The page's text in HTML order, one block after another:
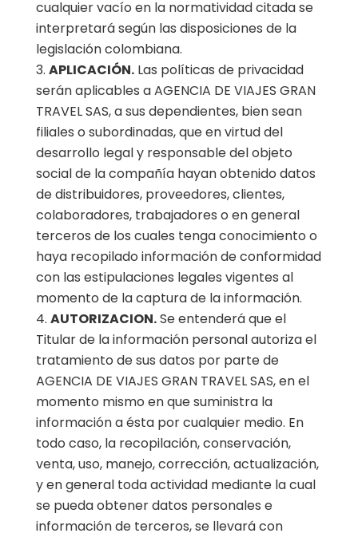
cualquier vacío en la normatividad citada se
interpretará según las disposiciones de la
legislación colombiana.
APLICACIÓN.Las políticas de privacidad
serán aplicables a AGENCIA DE VIAJES GRAN
TRAVEL SAS, a sus dependientes, bien sean
filiales o subordinadas, que en virtud del
desarrollo legal y responsable del objeto
social de la compañía hayan obtenido datos
de distribuidores, proveedores, clientes,
colaboradores, trabajadores o en general
terceros de los cuales tenga conocimiento o
haya recopilado información de conformidad
con las estipulaciones legales vigentes al
momento de la captura de la información.
AUTORIZACION.Se entenderá que el
Titular de la información personal autoriza el
tratamiento de sus datos por parte de
AGENCIA DE VIAJES GRAN TRAVEL SAS, en el
momento mismo en que suministra la
información a ésta por cualquier medio. En
todo caso, la recopilación, conservación,
venta, uso, manejo, corrección, actualización,
y en general toda actividad mediante la cual
se pueda obtener datos personales e
información de terceros, se llevará con